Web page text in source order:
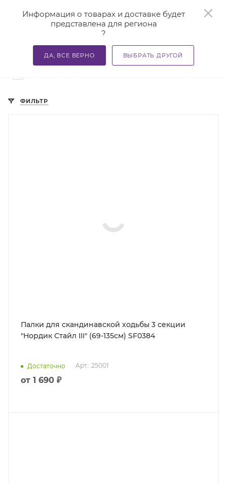
Информация о товарах и доставке будет
представлена для региона
?
ДА, ВСЕ ВЕРНО ВЫБРАТЬ ДРУГОЙ
Главная — Каталог — Разное — Скандинавские палки
Скандинавские палки в Оренбурге
ФИЛЬТР
Палки для скандинавской ходьбы 3 секции
"Нордик Стайл III" (69-135см) SF0384
Достаточно Арт.: 25001
от 1 690 ₽